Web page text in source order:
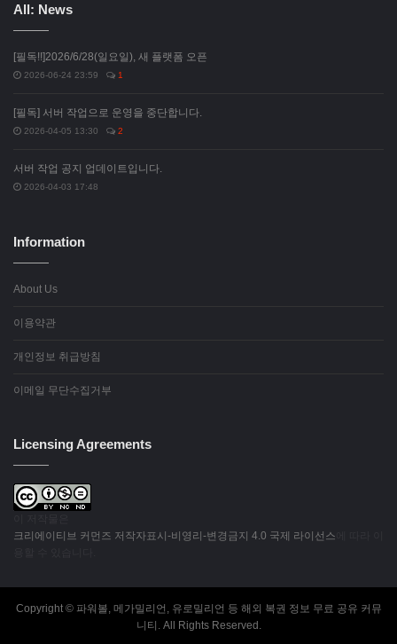
All: News
[필독!!]2026/6/28(일요일), 새 플랫폼 오픈
2026-06-24 23:59 1
[필독] 서버 작업으로 운영을 중단합니다.
2026-04-05 13:30 2
서버 작업 공지 업데이트입니다.
2026-04-03 17:48
Information
About Us
이용약관
개인정보 취급방침
이메일 무단수집거부
Licensing Agreements
크리에이티브 커먼즈 저작자표시-비영리-변경금지 4.0 국제 라이선스
Copyright © 파워볼, 메가밀리언, 유로밀리언 등 해외 복권 정보 무료 공유 커뮤
니티. All Rights Reserved.